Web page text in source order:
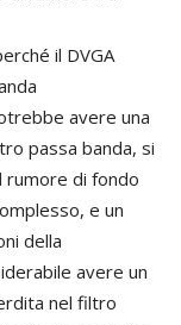
il DVGA
avere una
passa banda, si
rumore di fondo
e un
della
avere un
nel filtro